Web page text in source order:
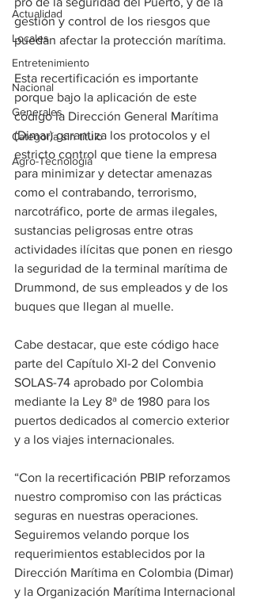
Actualidad
Locales
Entretenimiento
Nacional
Generales
Categoría sin título
Agro-Tecnología
gestión y control de los riesgos que
puedan afectar la protección marítima.
Esta recertificación es importante
porque bajo la aplicación de este
código la Dirección General Marítima
(Dimar) garantiza los protocolos y el
estricto control que tiene la empresa
para minimizar y detectar amenazas
como el contrabando, terrorismo,
narcotráfico, porte de armas ilegales,
sustancias peligrosas entre otras
actividades ilícitas que ponen en riesgo
la seguridad de la terminal marítima de
Drummond, de sus empleados y de los
buques que llegan al muelle.
Cabe destacar, que este código hace
parte del Capítulo XI-2 del Convenio
SOLAS-74 aprobado por Colombia
mediante la Ley 8ª de 1980 para los
puertos dedicados al comercio exterior
y a los viajes internacionales.
“Con la recertificación PBIP reforzamos
nuestro compromiso con las prácticas
seguras en nuestras operaciones.
Seguiremos velando porque los
requerimientos establecidos por la
Dirección Marítima en Colombia (Dimar)
y la Organización Marítima Internacional